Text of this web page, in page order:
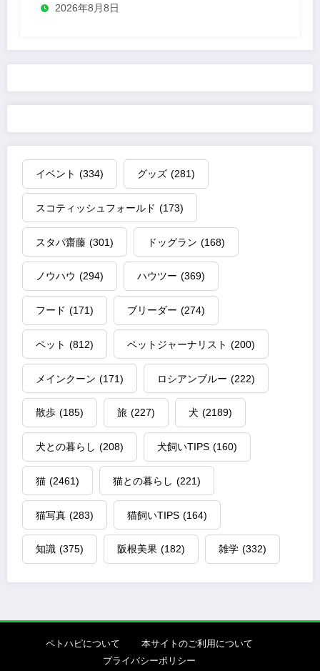
2026年8月8日
イベント (334) グッズ (281)
スコティッシュフォールド (173)
スタパ齋藤 (301) ドッグラン (168)
ノウハウ (294) ハウツー (369)
フード (171) ブリーダー (274)
ペット (812) ペットジャーナリスト (200)
メインクーン (171) ロシアンブルー (222)
散歩 (185) 旅 (227) 犬 (2189)
犬との暮らし (208) 犬飼いTIPS (160)
猫 (2461) 猫との暮らし (221)
猫写真 (283) 猫飼いTIPS (164)
知識 (375) 阪根美果 (182) 雑学 (332)
ペトハピについて
本サイトのご利用について
プライバシーポリシー